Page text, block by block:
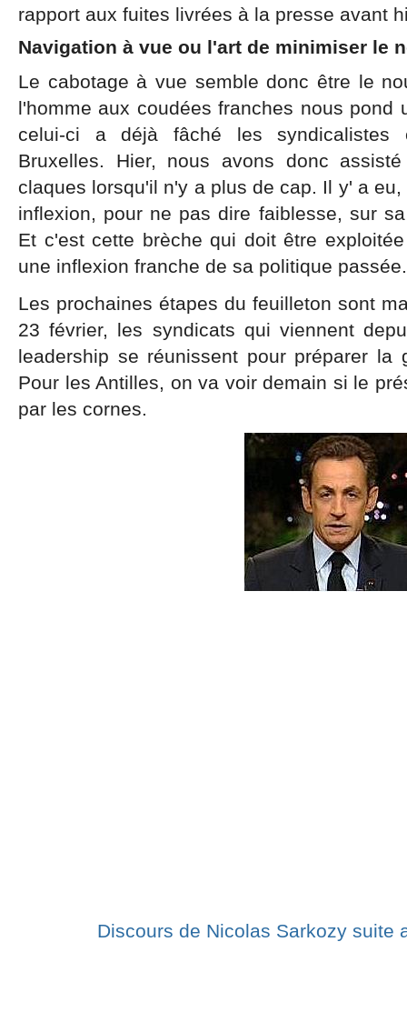
rapport aux fuites livrées à la presse avant
Navigation à vue ou l'art de minimiser le
Le cabotage à vue semble donc être le
l'homme aux coudées franches nous pond
celui-ci a déjà fâché les syndicalistes
Bruxelles. Hier, nous avons donc
claques lorsqu'il n'y a plus de cap. Il y' a
inflexion, pour ne pas dire faiblesse, sur
Et c'est cette brèche qui doit être
une inflexion franche de sa politique passée.
Les prochaines étapes du feuilleton sont
23 février, les syndicats qui viennent
leadership se réunissent pour préparer la
Pour les Antilles, on va voir demain si le
par les cornes.
Discours de Nicolas Sarkozy suite